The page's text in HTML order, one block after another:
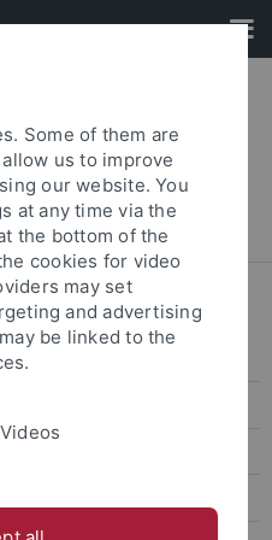
EdiKo Workshop
Freiheit der Kunst
Some of them are
us to improve
our website. You
at any time via the
the bottom of the
cookies for video
may set
and advertising
be linked to the
Videos